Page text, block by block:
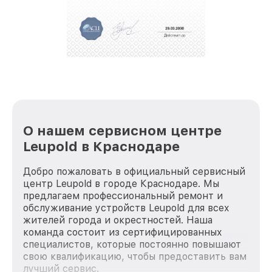
положительные отзывы и обрели отличную
репутацию. Мы постоянно совершенствуемся и
О нашем сервисном центре
Leupold в Краснодаре
Добро пожаловать в официальный сервисный
центр Leupold в городе Краснодаре. Мы
предлагаем профессиональный ремонт и
обслуживание устройств Leupold для всех
жителей города и окрестностей. Наша
команда состоит из сертифицированных
специалистов, которые постоянно повышают
свою квалификацию, чтобы предоставить вам
лучший сервис.